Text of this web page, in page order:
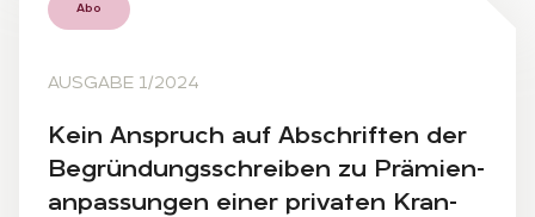
Abo
AUSGABE 1/2024
Kein An­spruch auf Ab­schrif­ten der
Be­grün­dungs­schrei­ben zu Prä­mi­en­
an­pas­sun­gen ei­ner pri­va­ten Kran­